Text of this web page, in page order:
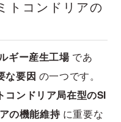
トコンドリアの
ギー産生工場であ
な要因 の一つです。
コンドリア局在型のSI
の機能維持 に重要な